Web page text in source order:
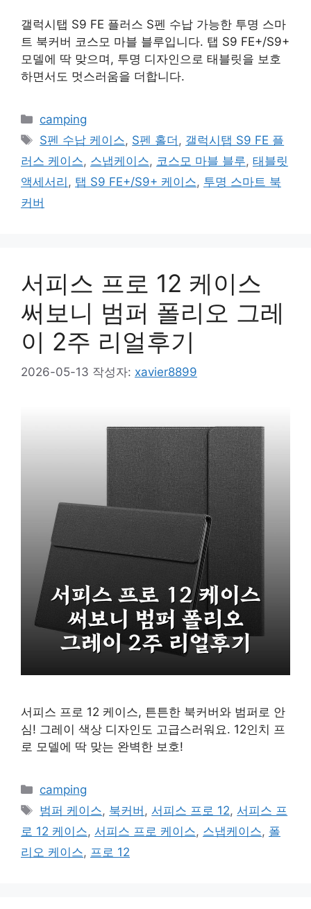
갤럭시탭 S9 FE 플러스 S펜 수납 가능한 투명 스마
트 북커버 코스모 마블 블루입니다. 탭 S9 FE+/S9+
모델에 딱 맞으며, 투명 디자인으로 태블릿을 보호
하면서도 멋스러움을 더합니다.
카
테
리
camping
태
그
S펜 수납 케이스, S펜 홀더 , 갤럭시탭 S9 FE 플
러스 케이스, 스냅케이스, 코스모 마블 블루, 태블릿
액세서리 , 탭 S9 FE+/S9+ 케이스, 투명 스마트 북
커버
서피스 프로 12 케이스
써보니 범퍼 폴리오 그레
이 2주 리얼후기
2026-05-13 작성자: xavier8899
서피스 프로 12 케이스, 튼튼한 북커버와 범퍼로 안
심! 그레이 색상 디자인도 고급스러워요. 12인치 프
로 모델에 딱 맞는 완벽한 보호!
카
테
리
camping
태
그
범퍼 케이스, 북커버 , 서피스 프로 12, 서피스 프
로 12 케이스, 서피스 프로 케이스, 스냅케이스, 폴
리오 케이스, 프로 12